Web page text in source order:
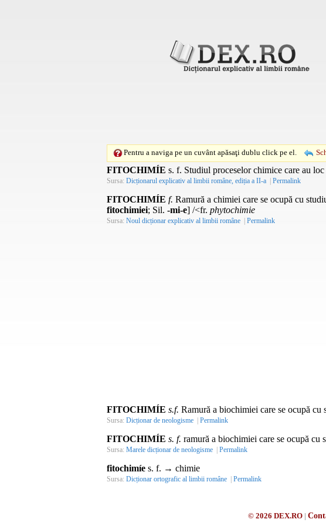
Pentru a naviga pe un cuvânt apăsaţi dublu click pe el.
FITOCHIMÍE s. f. Studiul proceselor chimice care au
Sursa: Dicționarul explicativ al limbii române, ediția a II-a | Permalink
FITOCHIMÍE f. Ramură a chimiei care se ocupă cu
fitochimiei; Sil. -mi-e] /<fr. phytochimie
Sursa: Noul dicționar explicativ al limbii române | Permalink
FITOCHIMÍE s.f. Ramură a biochimiei care se ocupă
Sursa: Dicționar de neologisme | Permalink
FITOCHIMÍE s. f. ramură a biochimiei care se ocupă
Sursa: Marele dicționar de neologisme | Permalink
fitochimíe s. f. → chimie
Sursa: Dicționar ortografic al limbii române | Permalink
© 2026 DEX.RO|